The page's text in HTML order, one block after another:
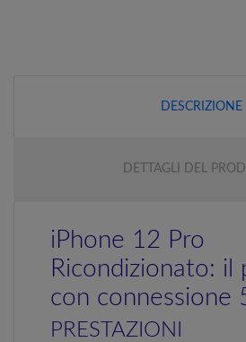
DESCRIZIONE
DETTAGLI DEL
iPhone 12 Pro
Ricondizionato: il
con connessione
PRESTAZIONI